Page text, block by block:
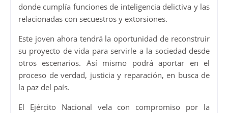
donde cumplía funciones de inteligencia delictiva y las
relacionadas con secuestros y extorsiones.
Este joven ahora tendrá la oportunidad de reconstruir
su proyecto de vida para servirle a la sociedad desde
otros escenarios. Así mismo podrá aportar en el
proceso de verdad, justicia y reparación, en busca de
la paz del país.
El Ejército Nacional vela con compromiso por la